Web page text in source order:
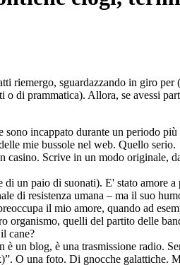
riemergo, sguardazzando in giro
di prammatica). Allora, se avessi
incappato durante un periodo
mie bussole nel web. Quello serio.
casino. Scrive in un modo
un paio di suonati). E' stato amore
di resistenza umana – ma il suo
il mio amore, quando ad
quelli del partito delle
cane?
un blog, è una trasmissione radio.
una foto. Di gnocche galattiche.